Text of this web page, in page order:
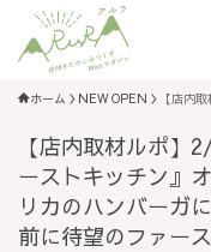
ホーム NEW OPEN 【店内
【店内取材ルポ】
ーストキッチン』
リカのハンバーガ
前に待望のファー